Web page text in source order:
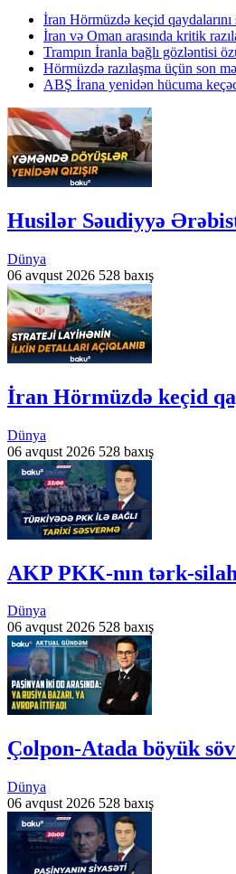
İran Hörmüzdə keçid
İran və Oman arasında kritik
Trampın İranla bağlı gözləntisi
Hörmüzdə razılaşma üçün son
ABŞ İrana yenidən hücuma
Husilər Səudiyyə
Dünya
06 avqust 2026 528 baxış
İran Hörmüzdə keçid
Dünya
06 avqust 2026 528 baxış
AKP PKK-nın tərk-
Dünya
06 avqust 2026 528 baxış
Çolpon-Atada böyük
Dünya
06 avqust 2026 528 baxış